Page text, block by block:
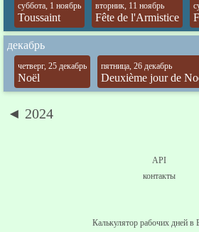
суббота, 1 ноябрь
Toussaint
вторник, 11 ноябрь
Fête de l'Armistice
декабрь
четверг, 25 декабрь
Noël
пятница, 26 декабрь
Deuxième jour de
◄ 2024
API
контакты
Калькулятор рабочих дней в